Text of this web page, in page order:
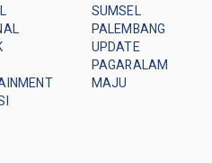
SUMSEL
PALEMBANG
UPDATE
PAGARALAM
MAJU